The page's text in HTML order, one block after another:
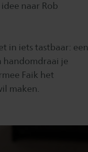
naar Rob
in iets tastbaar: een
handomdraai je
Faik het
maken.